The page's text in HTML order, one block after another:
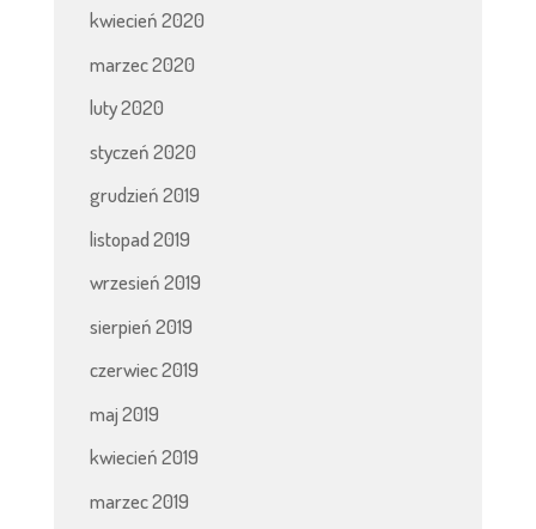
kwiecień 2020
marzec 2020
luty 2020
styczeń 2020
grudzień 2019
listopad 2019
wrzesień 2019
sierpień 2019
czerwiec 2019
maj 2019
kwiecień 2019
marzec 2019